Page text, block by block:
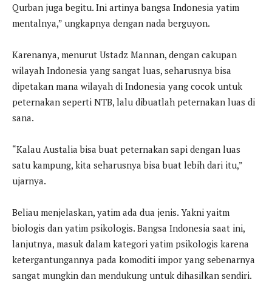
Qurban juga begitu. Ini artinya bangsa Indonesia yatim
mentalnya,” ungkapnya dengan nada berguyon.
Karenanya, menurut Ustadz Mannan, dengan cakupan
wilayah Indonesia yang sangat luas, seharusnya bisa
dipetakan mana wilayah di Indonesia yang cocok untuk
peternakan seperti NTB, lalu dibuatlah peternakan luas di
sana.
“Kalau Austalia bisa buat peternakan sapi dengan luas
satu kampung, kita seharusnya bisa buat lebih dari itu,”
ujarnya.
Beliau menjelaskan, yatim ada dua jenis. Yakni yaitm
biologis dan yatim psikologis. Bangsa Indonesia saat ini,
lanjutnya, masuk dalam kategori yatim psikologis karena
ketergantungannya pada komoditi impor yang sebenarnya
sangat mungkin dan mendukung untuk dihasilkan sendiri.